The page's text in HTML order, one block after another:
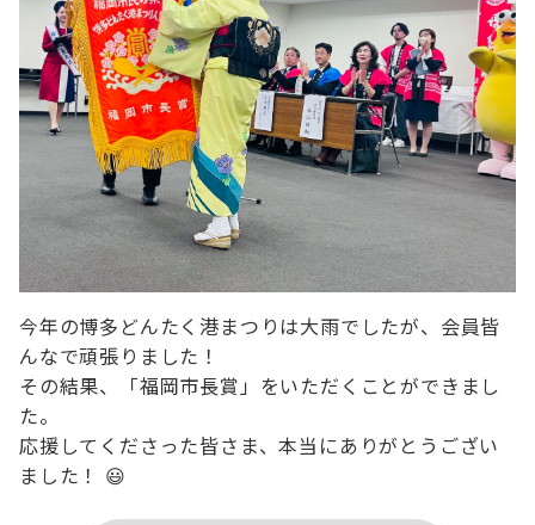
今年の博多どんたく港まつりは大雨でしたが、会員皆
んなで頑張りました！
その結果、「福岡市長賞」をいただくことができまし
た。
応援してくださった皆さま、本当にありがとうござい
ました！ 😃